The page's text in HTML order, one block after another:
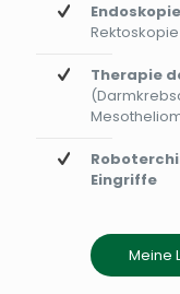
Rektoskopie
Therapie
Eingriffe
Meine